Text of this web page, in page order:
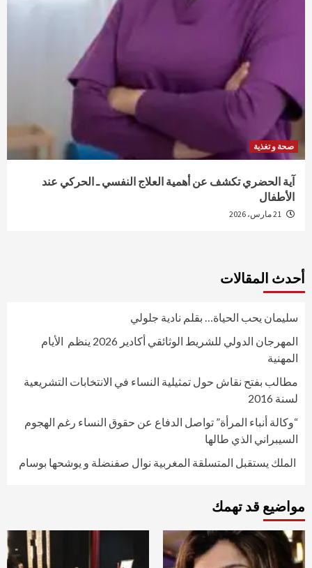
صحة و تغذية
آية الحضري تكشف عن أهمية العلاج النفسي ـ الحركي عند
الأطفال
أحدث المقالات
سليمان يحب الحياة… بقلم نادية جلولي
المهرجان الدولي للشريط الوثائقي أكادير 2026 ينظم الأيام
المهنية
مطالب بفتح نقاش حول تمثيلية النساء في الانتخابات التشريعية
لسنة 2016
“وكالة أنباء المرأة” تواصل الدفاع عن حقوق النساء رغم الهجوم
السيبراني الذي طالها
الملك يستقبل المتسلقة المغربية نوال صفنضلة و يوشحها بوسام
مواضيع قد تهمك